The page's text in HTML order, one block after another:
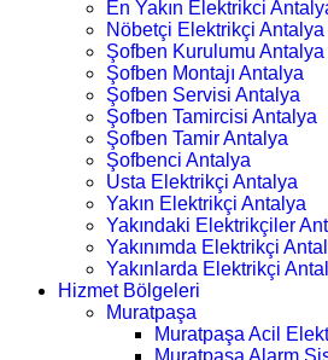
En Yakın Elektrikci
Nöbetçi Elektrikçi Antalya
Şofben Kurulumu Antalya
Şofben Montajı Antalya
Şofben Servisi Antalya
Şofben Tamircisi Antalya
Şofben Tamir Antalya
Şofbenci Antalya
Usta Elektrikçi Antalya
Yakın Elektrikçi Antalya
Yakındaki Elektrikçiler
Yakınımda Elektrikçi
Yakınlarda Elektrikçi
Hizmet Bölgeleri
Muratpaşa
Muratpaşa Acil